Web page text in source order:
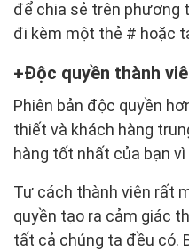
để chia sẻ trên phương
đi kèm một thẻ # hoặc
Độc quyền thành
Phiên bản độc quyền
thiết và khách hàng
hàng tốt nhất của bạn
Tư cách thành viên rất
quyền tạo ra cảm giác
tất cả chúng ta đều có.